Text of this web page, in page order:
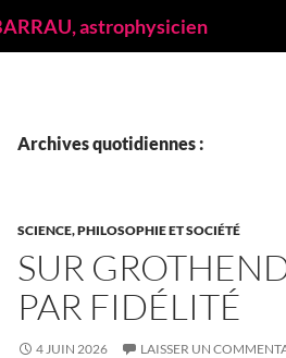
astrophysicien
Archives quotidiennes :
SCIENCE, PHILOSOPHIE ET SOCIÉTÉ
SUR
PAR FIDÉLITÉ
4 JUIN 2026 LAISSER UN